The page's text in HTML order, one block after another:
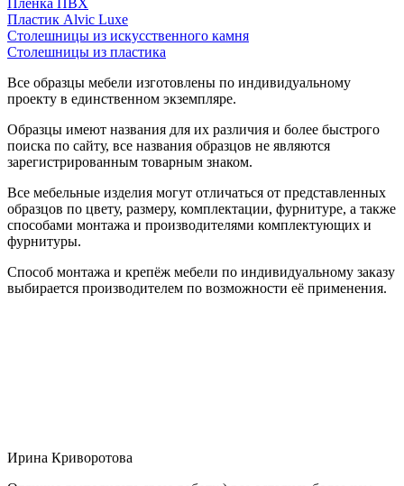
Пластик Alvic Luxe
Столешницы из искусственного камня
Столешницы из пластика
Все образцы мебели изготовлены по индивидуальному
проекту в единственном экземпляре.
Образцы имеют названия для их различия и более быстрого
поиска по сайту, все названия образцов не являются
зарегистрированным товарным знаком.
Все мебельные изделия могут отличаться от представленных
образцов по цвету, размеру, комплектации, фурнитуре, а также
способами монтажа и производителями комплектующих и
фурнитуры.
Способ монтажа и крепёж мебели по индивидуальному заказу
выбирается производителем по возможности её применения.
Ирина Криворотова